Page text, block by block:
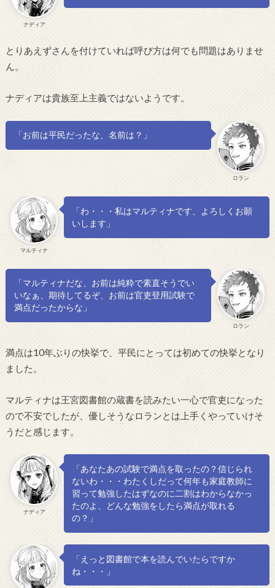
ナディア
とりあえずさんを付けていれば呼び方は何でも問題はありませ
ん。
ナディアは貴族至上主義ではないようです。
ロラン
「お前は平民だったな、名前は？」
マルティナ
「わ・・・私はマルティナです、よろしくお願
いします」
ロラン
「マルティナだな、お前は純粋で素直そうでい
いなぁ、期待してるぞ、お前は官吏登用試験で
満点だったからな」
満点は10年ぶりの快挙で、平民にとっては初めての快挙となり
ました。
マルティナは王宮図書館の蔵書を読みたい一心で官吏になった
ので不安でしたが、優しそうなロランとは上手くやっていけそ
うだと感じます。
ナディア
「あなたあの試験で満点を取ったの？信じられ
ないわ・・・わたくしだって何年も家庭教師に
習って勉強したはずなのに二割はわからなかっ
たのよ、どんな勉強をしたら満点が取れる
の？」
「えっと図書館で本を読んでいたらですか
ね・・・」